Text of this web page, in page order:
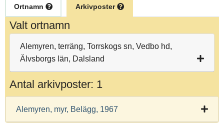
Ortnamn Arkivposter
Valt ortnamn
Alemyren, terräng, Torrskogs sn, Vedbo hd,
Älvsborgs län, Dalsland
Antal arkivposter: 1
Alemyren, myr, Belägg, 1967